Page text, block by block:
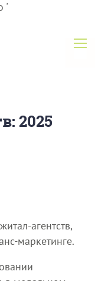
'
2025
агентств,
маркетинге.